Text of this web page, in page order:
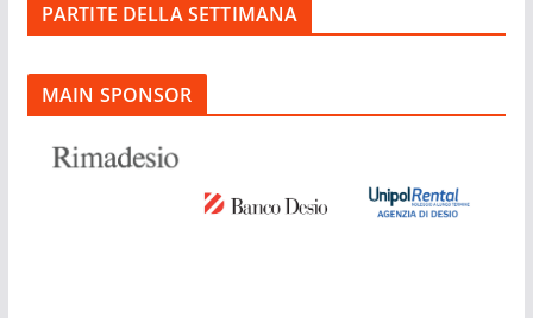
PARTITE DELLA SETTIMANA
MAIN SPONSOR